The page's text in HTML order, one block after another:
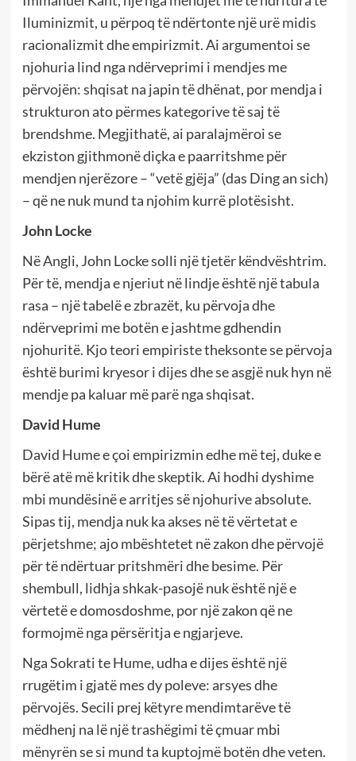
Iluminizmit, u përpoq të ndërtonte një urë midis
racionalizmit dhe empirizmit. Ai argumentoi se
njohuria lind nga ndërveprimi i mendjes me
përvojën: shqisat na japin të dhënat, por mendja i
strukturon ato përmes kategorive të saj të
brendshme. Megjithatë, ai paralajmëroi se
ekziston gjithmonë diçka e paarritshme për
mendjen njerëzore – “vetë gjëja” (das Ding an sich)
– që ne nuk mund ta njohim kurrë plotësisht.
John Locke
Në Angli, John Locke solli një tjetër këndvështrim.
Për të, mendja e njeriut në lindje është një tabula
rasa – një tabelë e zbrazët, ku përvoja dhe
ndërveprimi me botën e jashtme gdhendin
njohuritë. Kjo teori empiriste theksonte se përvoja
është burimi kryesor i dijes dhe se asgjë nuk hyn në
mendje pa kaluar më parë nga shqisat.
David Hume
David Hume e çoi empirizmin edhe më tej, duke e
bërë atë më kritik dhe skeptik. Ai hodhi dyshime
mbi mundësinë e arritjes së njohurive absolute.
Sipas tij, mendja nuk ka akses në të vërtetat e
përjetshme; ajo mbështetet në zakon dhe përvojë
për të ndërtuar pritshmëri dhe besime. Për
shembull, lidhja shkak-pasojë nuk është një e
vërtetë e domosdoshme, por një zakon që ne
formojmë nga përsëritja e ngjarjeve.
Nga Sokrati te Hume, udha e dijes është një
rrugëtim i gjatë mes dy poleve: arsyes dhe
përvojës. Secili prej këtyre mendimtarëve të
mëdhenj na lë një trashëgimi të çmuar mbi
mënyrën se si mund ta kuptojmë botën dhe veten.